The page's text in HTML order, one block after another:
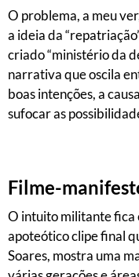
O problema, a meu
a ideia da
criado “ministério da
narrativa que oscila
boas intenções, a
sufocar as
Filme-
O intuito militante fica
apoteótico clipe final
Soares, mostra uma